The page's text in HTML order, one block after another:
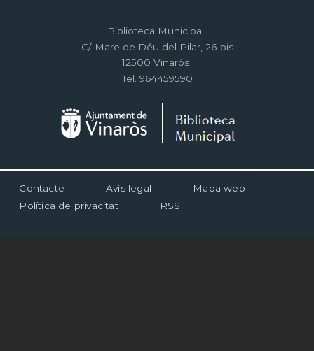
Biblioteca Municipal
C/ Mare de Déu del Pilar, 26-bis
12500 Vinaròs
Tel. 964459590
Menú
Contacte Avís legal
Mapa web
Política de privacitat
RSS